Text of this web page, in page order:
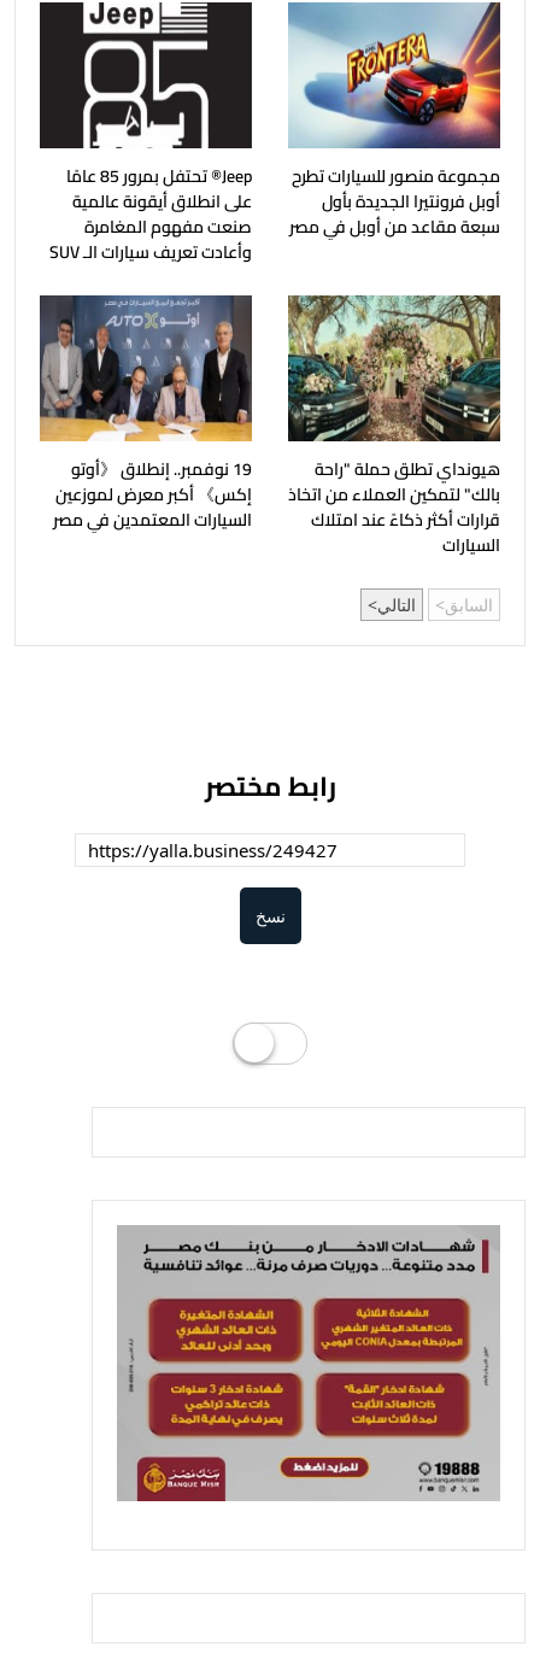
مجموعة منصور للسيارات تطرح
أوبل فرونتيرا الجديدة بأول
سبعة مقاعد من أوبل في مصر
Jeep®️ تحتفل بمرور 85 عامًا
على انطلاق أيقونة عالمية
صنعت مفهوم المغامرة
وأعادت تعريف سيارات الـ SUV
هيونداي تطلق حملة "راحة
بالك" لتمكين العملاء من اتخاذ
قرارات أكثر ذكاءً عند امتلاك
السيارات
19 نوفمبر.. إنطلاق 《أوتو
إكس》 أكبر معرض لموزعين
السيارات المعتمدين في مصر
السابق التالي
رابط مختصر
نسخ